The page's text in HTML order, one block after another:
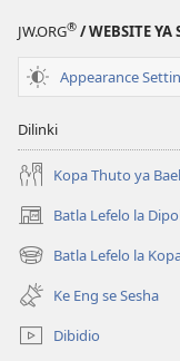
JW.ORG® / WEBSITE YA
Appearance
Dilinki
Kopa Thuto ya
Batla Lefelo la
(e
bula
tsebe
nngwe)
Batla Lefelo la
(e
bula
tsebe
e
nngwe)
Ke Eng se Sesha
Dibidio